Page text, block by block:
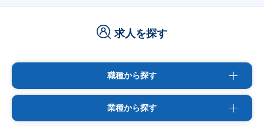
求人を探す
職種から探す
業種から探す